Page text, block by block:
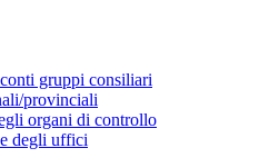
gruppi consiliari
provinciali
organi di controllo
degli uffici